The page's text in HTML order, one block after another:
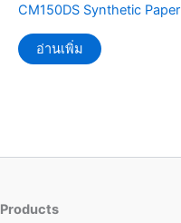
CM150DS Synthetic Paper
อ่านเพิ่ม
Products